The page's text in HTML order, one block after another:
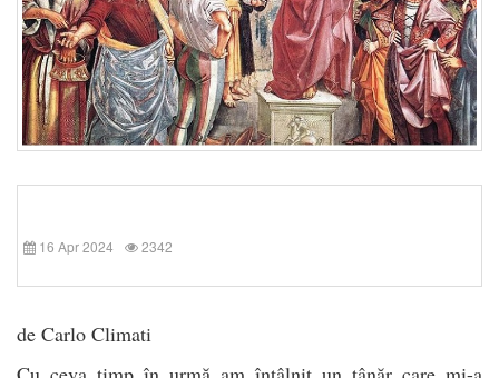
16 Apr 2024 2342
de Carlo Climati